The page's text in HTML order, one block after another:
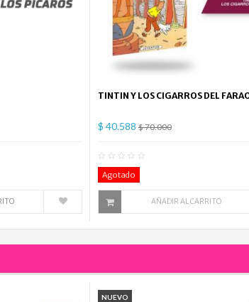
TINTIN Y LOS CIGARROS DEL
$ 40.588 $ 70.000
Agotado
AÑADIR AL CARRITO
NUEVO